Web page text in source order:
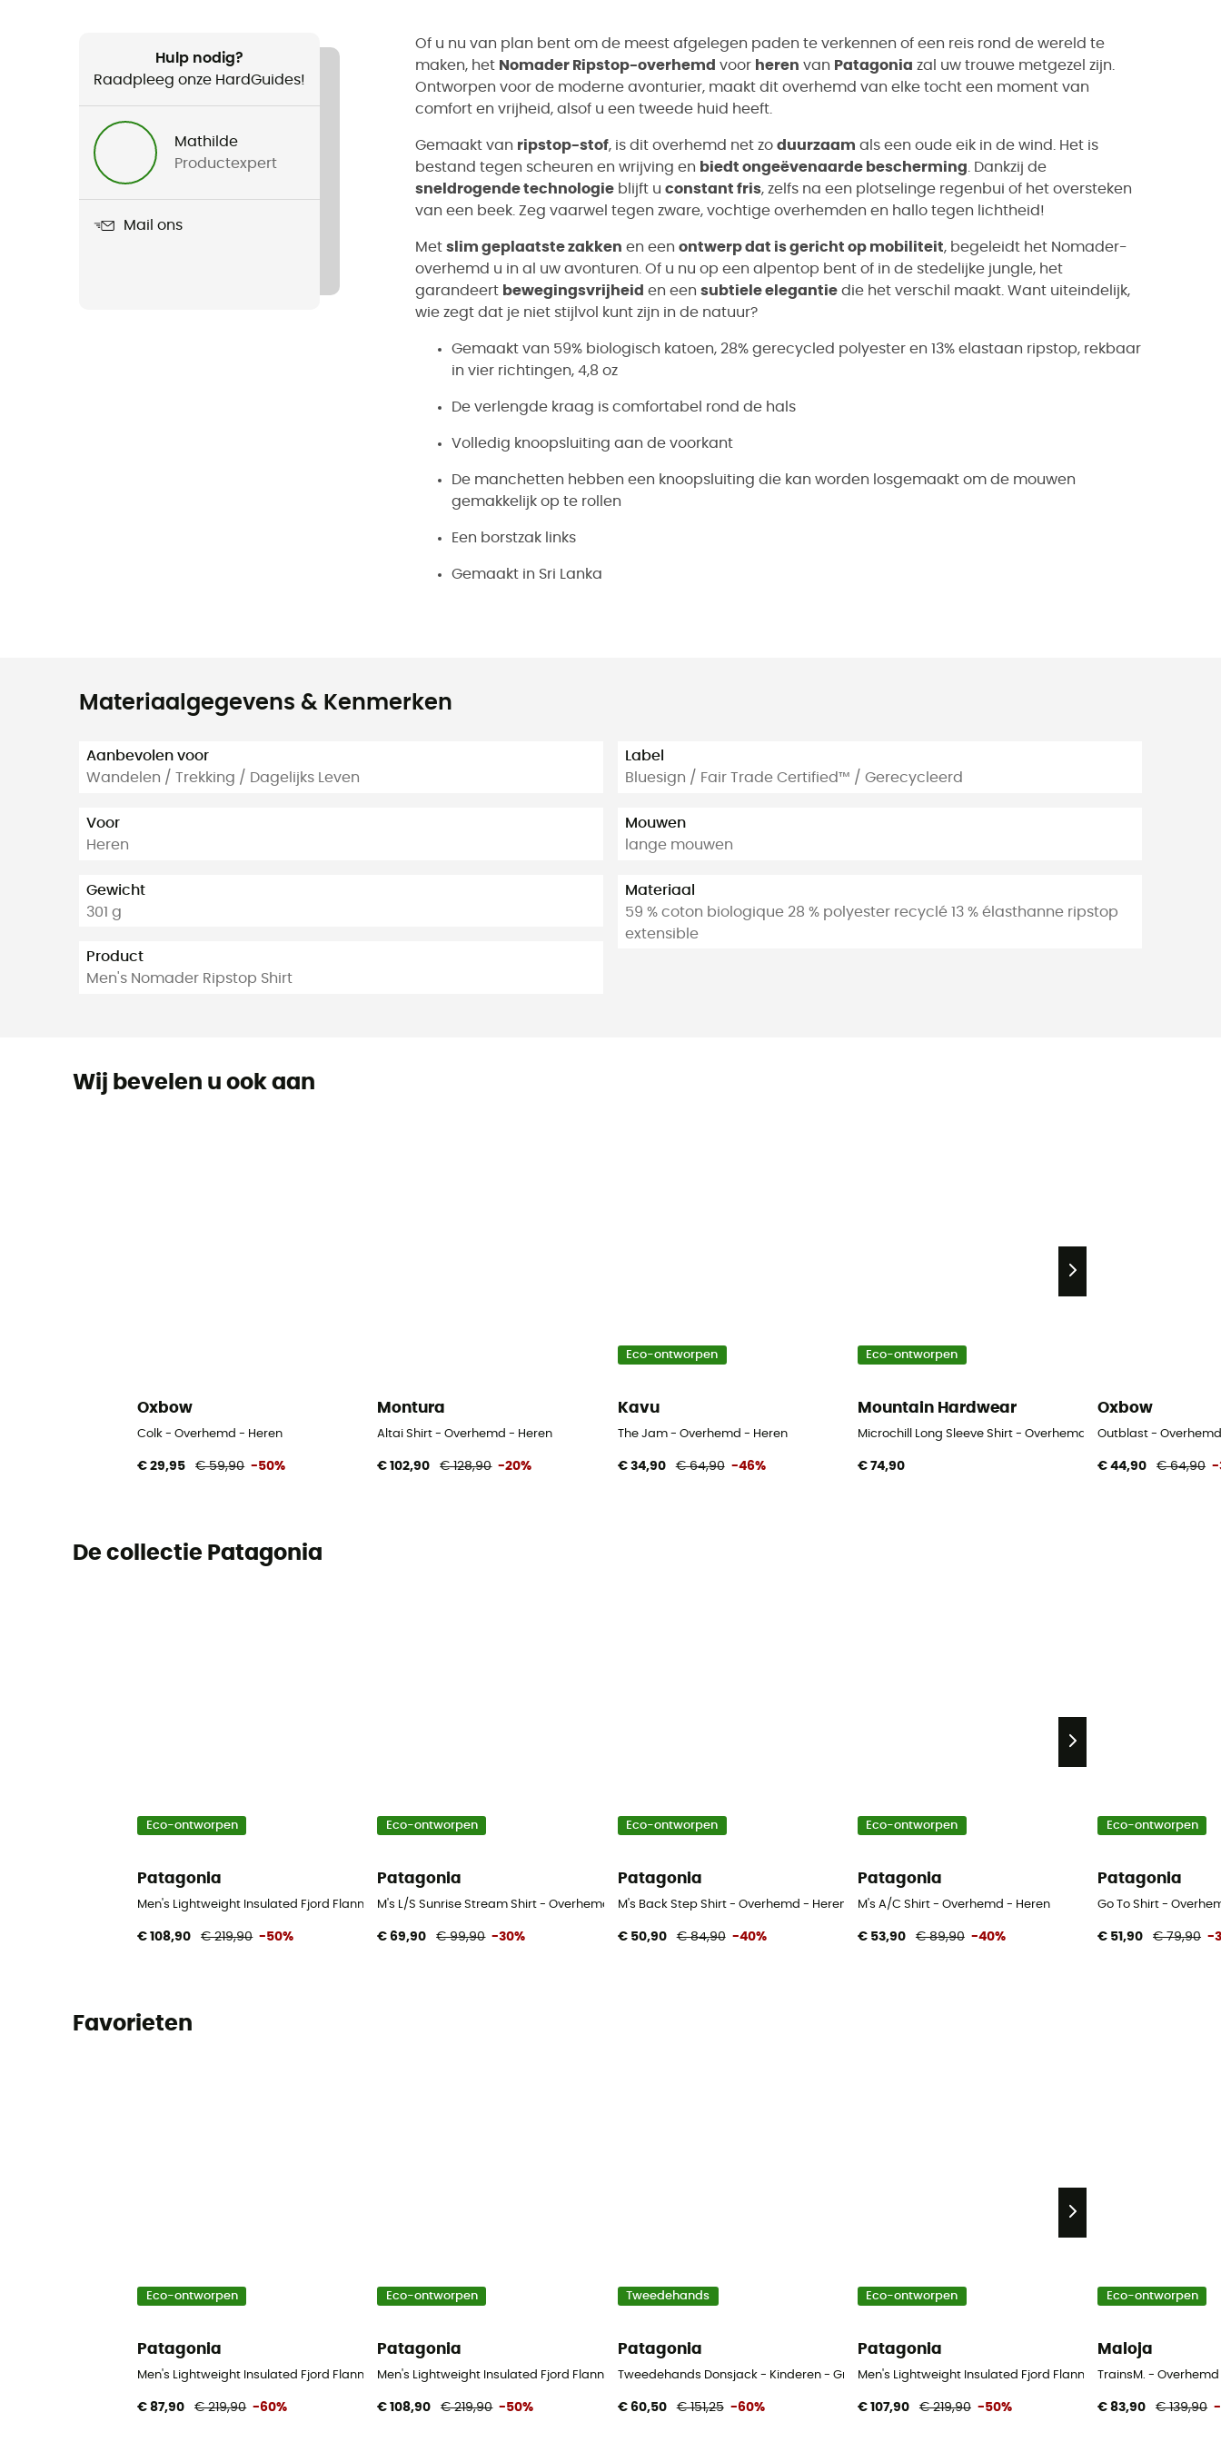
Hulp nodig?
Raadpleeg onze HardGuides!
Mathilde
Productexpert
Mail ons
Of u nu van plan bent om de meest afgelegen paden te verkennen of een reis rond de wereld te
maken, het Nomader Ripstop-overhemd voor heren van Patagonia zal uw trouwe metgezel zijn.
Ontworpen voor de moderne avonturier, maakt dit overhemd van elke tocht een moment van
comfort en vrijheid, alsof u een tweede huid heeft.
Gemaakt van ripstop-stof, is dit overhemd net zo duurzaam als een oude eik in de wind. Het is
bestand tegen scheuren en wrijving en biedt ongeëvenaarde bescherming . Dankzij de
sneldrogende technologie blijft u constant fris, zelfs na een plotselinge regenbui of het oversteken
van een beek. Zeg vaarwel tegen zware, vochtige overhemden en hallo tegen lichtheid!
Met slim geplaatste zakken en een ontwerp dat is gericht op mobiliteit, begeleidt het Nomader-
overhemd u in al uw avonturen. Of u nu op een alpentop bent of in de stedelijke jungle, het
garandeert bewegingsvrijheid en een subtiele elegantie die het verschil maakt. Want uiteindelijk,
wie zegt dat je niet stijlvol kunt zijn in de natuur?
Gemaakt van 59% biologisch katoen, 28% gerecycled polyester en 13% elastaan ripstop, rekbaar
in vier richtingen, 4,8 oz
De verlengde kraag is comfortabel rond de hals
Volledig knoopsluiting aan de voorkant
De manchetten hebben een knoopsluiting die kan worden losgemaakt om de mouwen
gemakkelijk op te rollen
Een borstzak links
Gemaakt in Sri Lanka
Materiaalgegevens & Kenmerken
Aanbevolen voor
Wandelen / Trekking / Dagelijks Leven
Voor
Heren
Gewicht
301 g
Product
Men's Nomader Ripstop Shirt
Label
Bluesign / Fair Trade Certified™ / Gerecycleerd
Mouwen
lange mouwen
Materiaal
59 % coton biologique 28 % polyester recyclé 13 % élasthanne ripstop
extensible
Wij bevelen u ook aan
Oxbow
Colk - Overhemd - Heren
€ 29,95 € 59,90 -50%
Montura
Altai Shirt - Overhemd - Heren
€ 102,90 € 128,90 -20%
Eco-ontworpen
Kavu
The Jam - Overhemd - Heren
€ 34,90 € 64,90 -46%
Eco-ontworpen
Mountain Hardwear
Microchill Long Sleeve Shirt - Overhemd - Heren
€ 74,90
Oxbow
Outblast -
€ 44,90 € 64,90 -
De collectie Patagonia
Eco-ontworpen
Patagonia
Men's Lightweight Insulated Fjord Flannel Shirt - Overhemd - Heren
€ 108,90 € 219,90 -50%
Eco-ontworpen
Patagonia
M's L/S Sunrise Stream Shirt - Overhemd - Heren
€ 69,90 € 99,90 -30%
Eco-ontworpen
Patagonia
M's Back Step Shirt - Overhemd - Heren
€ 50,90 € 84,90 -40%
Eco-ontworpen
Patagonia
M's A/C Shirt - Overhemd - Heren
€ 53,90 € 89,90 -40%
Eco-ontworpen
Patagonia
Go To Shirt -
€ 51,90 € 79,90 -
Favorieten
Eco-ontworpen
Patagonia
Men's Lightweight Insulated Fjord Flannel Shirt - Overhemd - Heren
€ 87,90 € 219,90 -60%
Eco-ontworpen
Patagonia
Men's Lightweight Insulated Fjord Flannel Shirt - Overhemd - Heren
€ 108,90 € 219,90 -50%
Tweedehands
Patagonia
Tweedehands Donsjack - Kinderen - Groente - M
€ 60,50 € 151,25 -60%
Eco-ontworpen
Patagonia
Men's Lightweight Insulated Fjord Flannel Shirt - Overhemd -
€ 107,90 € 219,90 -50%
Eco-ontworpen
Maloja
TrainsM. -
€ 83,90 € 139,90 -